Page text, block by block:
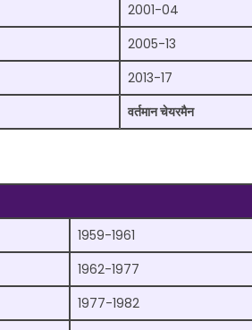
2001-04
2005-13
2013-17
वर्तमान चेयरमैन
1959-1961
1962-1977
1977-1982